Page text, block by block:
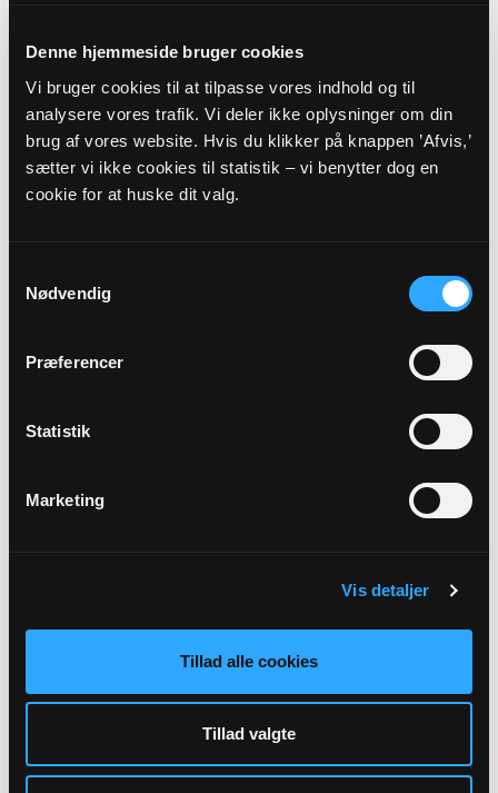
Denne hjemmeside bruger cookies
Vi bruger cookies til at tilpasse vores indhold og til
analysere vores trafik. Vi deler ikke oplysninger om din
brug af vores website. Hvis du klikker på knappen ’Afvis,’
sætter vi ikke cookies til statistik – vi benytter dog en
cookie for at huske dit valg.
Nødvendig
Præferencer
Statistik
Marketing
Vis detaljer
Tillad alle cookies
Tillad valgte
Arrangementer